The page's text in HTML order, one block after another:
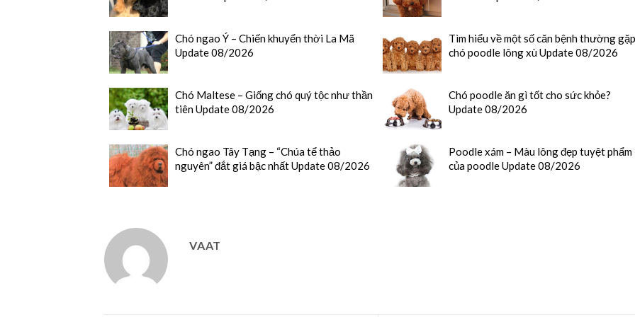
Chó ngao Ý – Chiến khuyển thời La Mã
Update 08/2026
Tìm hiểu về một số căn bệnh thường
chó poodle lông xù Update 08/2026
Chó Maltese – Giống chó quý tộc như thần
tiên Update 08/2026
Chó poodle ăn gì tốt cho sức khỏe?
Update 08/2026
Chó ngao Tây Tạng – “Chúa tể thảo
nguyên” đắt giá bậc nhất Update 08/2026
Poodle xám – Màu lông đẹp tuyệt phẩm
của poodle Update 08/2026
VAAT